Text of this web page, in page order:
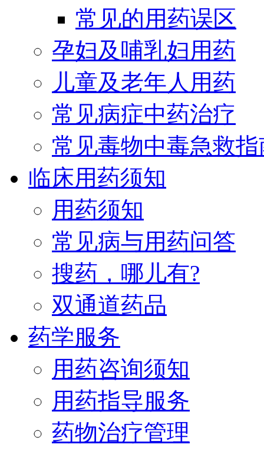
常见的用药误区
孕妇及哺乳妇用药
儿童及老年人用药
常见病症中药治疗
常见毒物中毒急救指
临床用药须知
用药须知
常见病与用药问答
搜药，哪儿有?
双通道药品
药学服务
用药咨询须知
用药指导服务
药物治疗管理